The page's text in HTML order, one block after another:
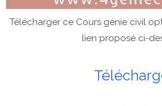
Télécharger ce Cours génie civil
lien proposé ci-